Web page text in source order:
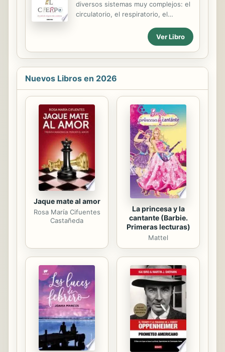
diversos sistemas muy complejos: el
circulatorio, el respiratorio, el
Y todos tienen que trabajar en
perfecta sincronía para mantenernos
con vida y funcionando como lo
fascinante travesía a través de
nuestra propia esencia, para que
podamos no sólo comprender, sino
gozar un viaje asombroso a través de
la máquina más importante y
sorprendente: el cuerpo humano."--
Publisher.
Ver Libro
Nuevos Libros en 2026
Jaque mate al amor
Rosa María Cifuentes
Castañeda
La princesa y la
cantante (Barbie.
Primeras lecturas)
Mattel